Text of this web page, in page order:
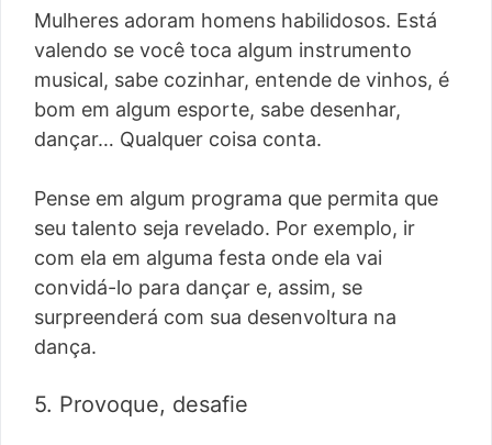
Mulheres adoram homens habilidosos. Está
valendo se você toca algum instrumento
musical, sabe cozinhar, entende de vinhos, é
bom em algum esporte, sabe desenhar,
dançar… Qualquer coisa conta.
Pense em algum programa que permita que
seu talento seja revelado. Por exemplo, ir
com ela em alguma festa onde ela vai
convidá-lo para dançar e, assim, se
surpreenderá com sua desenvoltura na
dança.
5. Provoque, desafie